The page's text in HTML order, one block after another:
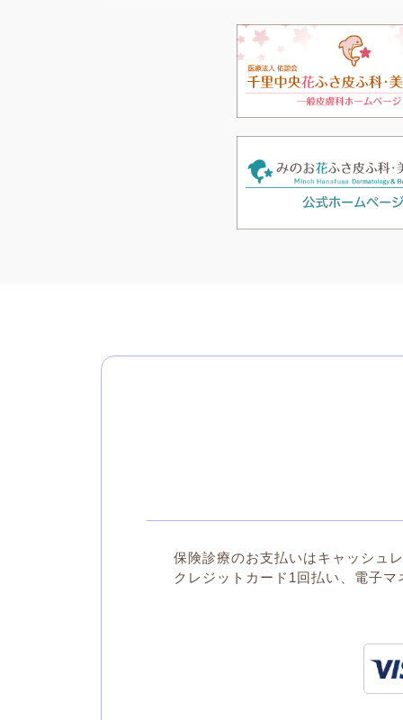
保険診療のお支払いはキャッシュ
クレジットカード1回払い、電子マ